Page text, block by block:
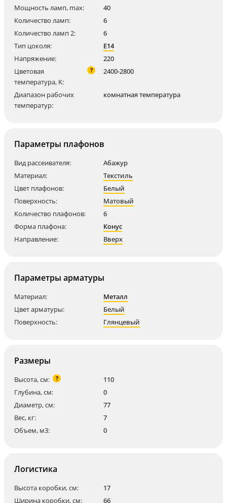
Мощность ламп, max:
40
Количество ламп:
6
Количество ламп 2:
6
Тип цоколя:
E14
Напряжение:
220
Цветовая
температура, K:
? 2400-2800
Диапазон рабочих
температур:
комнатная температура
Параметры плафонов
Вид рассеивателя:
Абажур
Материал:
Текстиль
Цвет плафонов:
Белый
Поверхность:
Матовый
Количество плафонов:
6
Форма плафона:
Конус
Направление:
Вверх
Параметры арматуры
Материал:
Металл
Цвет арматуры:
Белый
Поверхность:
Глянцевый
Размеры
Высота, см: ?
110
Глубина, см:
0
Диаметр, см:
77
Вес, кг:
7
Объем, м3:
0
Логистика
Высота коробки, см:
17
Ширина коробки, см:
66